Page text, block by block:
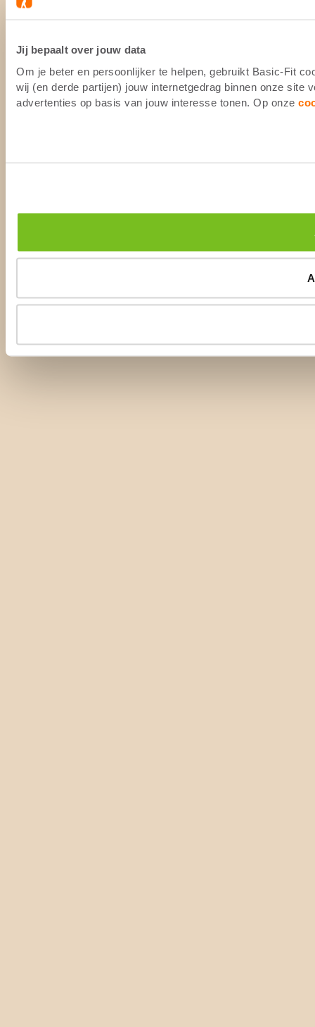
Jij bepaalt over jouw data
Om je beter en persoonlijker te helpen, gebruikt Basic-Fit
wij (en derde partijen) jouw internetgedrag binnen onze site
advertenties op basis van jouw interesse tonen. Op onze